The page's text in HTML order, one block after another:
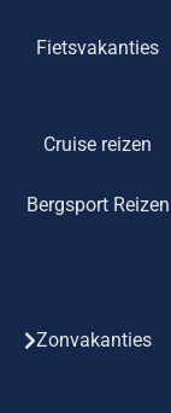
Fietsvakanties
Cruise reizen
Bergsport Reizen
Zonvakanties